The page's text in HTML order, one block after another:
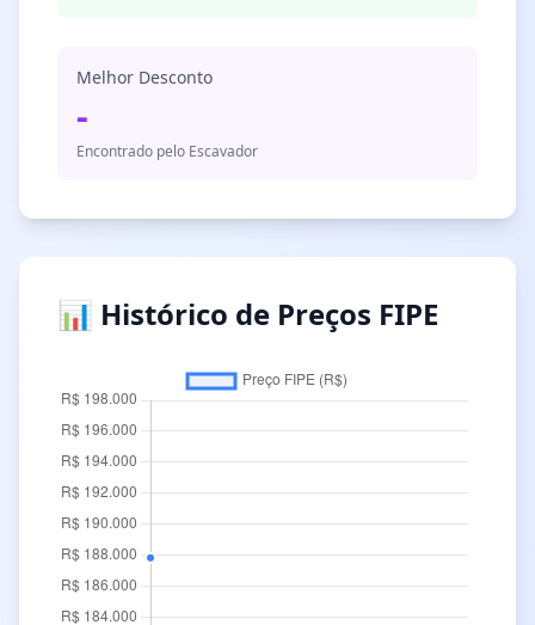
Melhor Desconto
-
Encontrado pelo Escavador
📊 Histórico de Preços FIPE